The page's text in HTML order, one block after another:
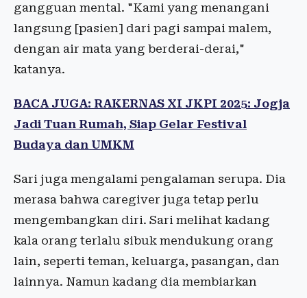
gangguan mental. "Kami yang menangani
langsung [pasien] dari pagi sampai malem,
dengan air mata yang berderai-derai,"
katanya.
BACA JUGA: RAKERNAS XI JKPI 2025: Jogja
Jadi Tuan Rumah, Siap Gelar Festival
Budaya dan UMKM
Sari juga mengalami pengalaman serupa. Dia
merasa bahwa caregiver juga tetap perlu
mengembangkan diri. Sari melihat kadang
kala orang terlalu sibuk mendukung orang
lain, seperti teman, keluarga, pasangan, dan
lainnya. Namun kadang dia membiarkan